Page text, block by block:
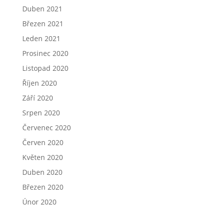
Duben 2021
Březen 2021
Leden 2021
Prosinec 2020
Listopad 2020
Říjen 2020
Září 2020
Srpen 2020
Červenec 2020
Červen 2020
Květen 2020
Duben 2020
Březen 2020
Únor 2020